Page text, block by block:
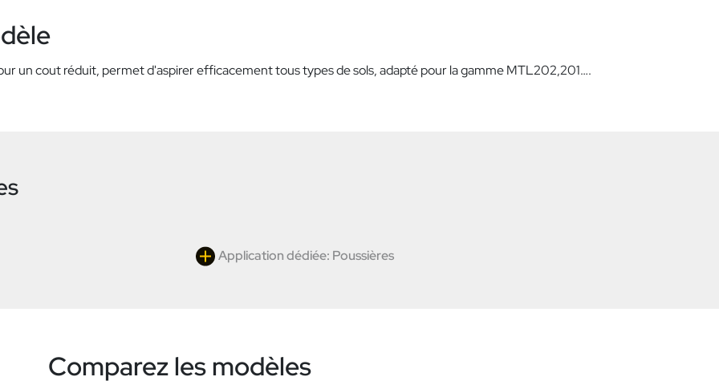
un cout réduit, permet d'aspirer efficacement tous types de sols, adapté pour la gamme MTL202,201….
Application dédiée: Poussières
Comparez les modèles